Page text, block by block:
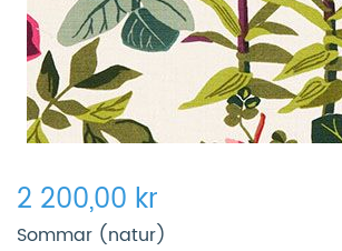
2 200,00 kr
Sommar (natur)